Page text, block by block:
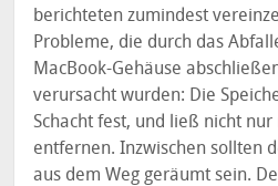
berichteten zumindest
Probleme, die durch das
MacBook-Gehäuse
verursacht wurden: Die
Schacht fest, und ließ nicht
entfernen. Inzwischen sollten
aus dem Weg geräumt sein.